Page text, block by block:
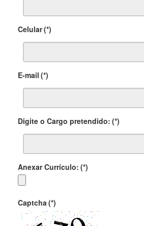
Celular(*)
E-mail (*)
Digite o Cargo pretendido: (*)
Anexar Currículo: (*)
Captcha (*)